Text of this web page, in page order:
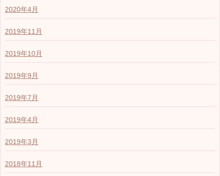
2020年4月
2019年11月
2019年10月
2019年9月
2019年7月
2019年4月
2019年3月
2018年11月